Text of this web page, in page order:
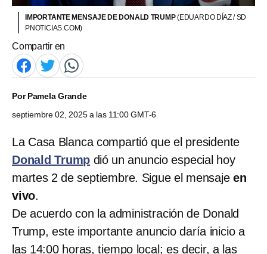
IMPORTANTE MENSAJE DE DONALD TRUMP(EDUARDO DÍAZ / SD
PNOTICIAS.COM)
Compartir en
PorPamela Grande
septiembre 02, 2025 a las 11:00 GMT-6
La Casa Blanca compartió que el presidente
Donald Trump dió un anuncio especial hoy
martes 2 de septiembre. Sigue el mensaje en
vivo.
De acuerdo con la administración de Donald
Trump, este importante anuncio daría inicio a
las 14:00 horas, tiempo local; es decir, a las